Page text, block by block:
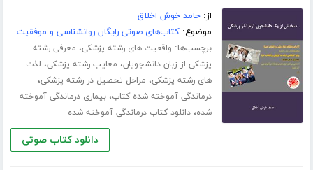
از:حامد خوش اخلاق
موضوع:کتاب‌های صوتی رایگان روانشناسی و موفقیت
برچسب‌ها: واقعیت های رشته پزشکی، معرفی رشته
پزشکی از زبان دانشجویان، معایب رشته پزشکی، لذت
های رشته پزشکی، مراحل تحصیل در رشته پزشکی،
درماندگی آموخته شده کتاب،بیماری درماندگی آموخته
شده،دانلود کتاب درماندگی آموخته شده
دانلود کتاب صوتی